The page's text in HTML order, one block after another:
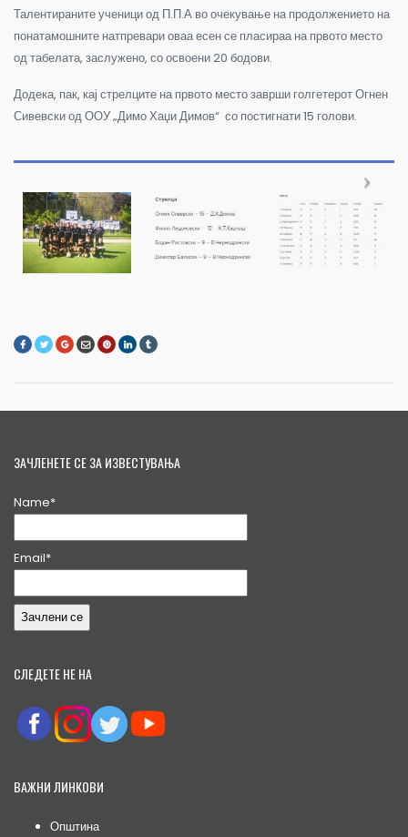
Талентираните ученици од П.П.А во очекување на продолжението на
понатамошните натпревари оваа есен се пласираа на првото место
од табелата, заслужено, со освоени 20 бодови.
Додека, пак, кај стрелците на првото место заврши голгетерот Огнен
Сивевски од ООУ „Димо Хаџи Димов“ со постигнати 15 голови.
ЗАЧЛЕНЕТЕ СЕ ЗА ИЗВЕСТУВАЊА
Name*
Email*
СЛЕДЕТЕ НЕ НА
ВАЖНИ ЛИНКОВИ
Општина